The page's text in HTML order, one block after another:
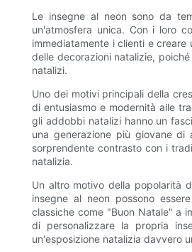
Le insegne al neon sono da
un'atmosfera unica. Con i loro
immediatamente i clienti e
delle decorazioni natalizie,
natalizi.
Uno dei motivi principali della
di entusiasmo e modernità alle
gli addobbi natalizi hanno un
una generazione più giovane
sorprendente contrasto con i
natalizia.
Un altro motivo della popolarità
insegne al neon possono
classiche come "Buon Natale" a
di personalizzare la propria
un'esposizione natalizia davvero